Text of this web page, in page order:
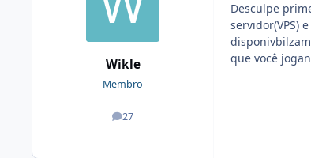
Wikle
Membro
27
posts
Desculpe
servidor(VPS)
que você